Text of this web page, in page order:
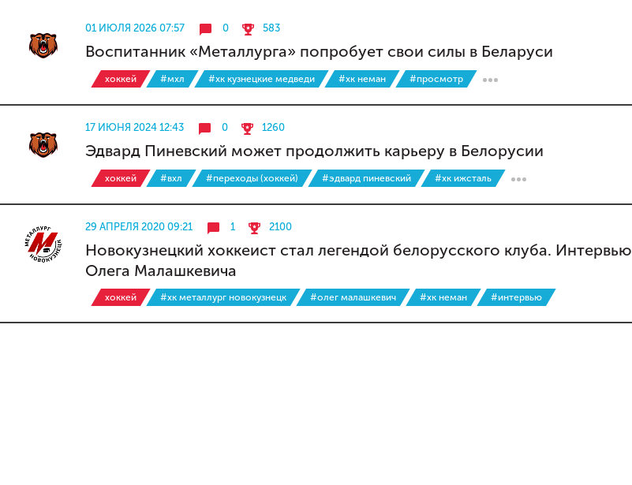
01 ИЮЛЯ 2026 07:57 0 583
Воспитанник «Металлурга» попробует свои силы в Беларуси
хоккей #мхл #хк кузнецкие медведи #хк неман #просмотр
17 ИЮНЯ 2024 12:43 0 1260
Эдвард Пиневский может продолжить карьеру в Белорусии
хоккей #вхл #переходы (хоккей) #эдвард пиневский #хк ижсталь
29 АПРЕЛЯ 2020 09:21 1 2100
Новокузнецкий хоккеист стал легендой белорусского клуба. Интервью
Олега Малашкевича
хоккей #хк металлург новокузнецк #олег малашкевич #хк неман #интервью